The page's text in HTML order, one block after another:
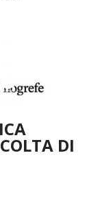
DI